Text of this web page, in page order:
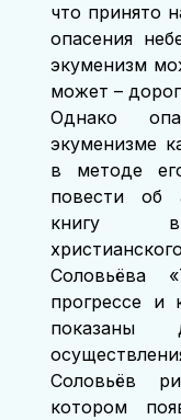
что принято
опасения
экуменизм
может –
Однако
экуменизме
в методе
повести об
книгу
Соловьёва
прогрессе и
показаны
Соловьёв
котором